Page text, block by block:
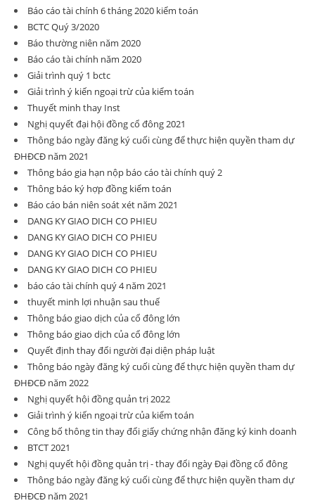
Báo cáo tài chính 6 tháng 2020 kiểm toán
BCTC Quý 3/2020
Báo thường niên năm 2020
Báo cáo tài chính năm 2020
Giải trình quý 1 bctc
Giải trình ý kiến ngoại trừ của kiểm toán
Thuyết minh thay Inst
Nghị quyết đại hội đồng cổ đông 2021
Thông báo ngày đăng ký cuối cùng để thực hiện quyền tham dự
ĐHĐCĐ năm 2021
Thông báo gia hạn nộp báo cáo tài chính quý 2
Thông báo ký hợp đồng kiểm toán
Báo cáo bán niên soát xét năm 2021
DANG KY GIAO DICH CO PHIEU
DANG KY GIAO DICH CO PHIEU
DANG KY GIAO DICH CO PHIEU
DANG KY GIAO DICH CO PHIEU
báo cáo tài chính quý 4 năm 2021
thuyết minh lợi nhuận sau thuế
Thông báo giao dịch của cổ đông lớn
Thông báo giao dịch của cổ đông lớn
Quyết định thay đổi người đại diện pháp luật
Thông báo ngày đăng ký cuối cùng để thực hiện quyền tham dự
ĐHĐCĐ năm 2022
Nghị quyết hội đồng quản trị 2022
Giải trình ý kiến ngoại trừ của kiểm toán
Công bố thông tin thay đổi giấy chứng nhận đăng ký kinh doanh
BTCT 2021
Nghị quyết hội đồng quản trị - thay đổi ngày Đại đồng cổ đông
Thông báo ngày đăng ký cuối cùng để thực hiện quyền tham dự
ĐHĐCĐ năm 2021